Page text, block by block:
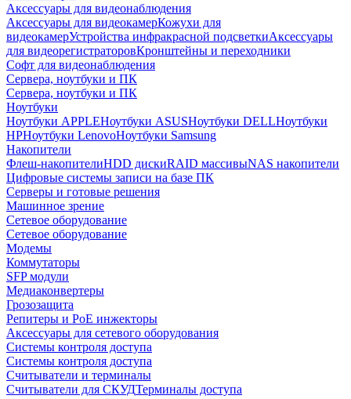
Аксессуары для видеонаблюдения
Аксессуары для видеокамерКожухи для
видеокамерУстройства инфракрасной подсветкиАксессуары
для видеорегистраторовКронштейны и переходники
Софт для видеонаблюдения
Сервера, ноутбуки и ПК
Сервера, ноутбуки и ПК
Ноутбуки
Ноутбуки APPLEНоутбуки ASUSНоутбуки DELLНоутбуки
HPНоутбуки LenovoНоутбуки Samsung
Накопители
Флеш-накопителиHDD дискиRAID массивыNAS накопители
Цифровые системы записи на базе ПК
Серверы и готовые решения
Машинное зрение
Сетевое оборудование
Сетевое оборудование
Модемы
Коммутаторы
SFP модули
Медиаконвертеры
Грозозащита
Репитеры и PoE инжекторы
Аксессуары для сетевого оборудования
Системы контроля доступа
Системы контроля доступа
Считыватели и терминалы
Считыватели для СКУДТерминалы доступа